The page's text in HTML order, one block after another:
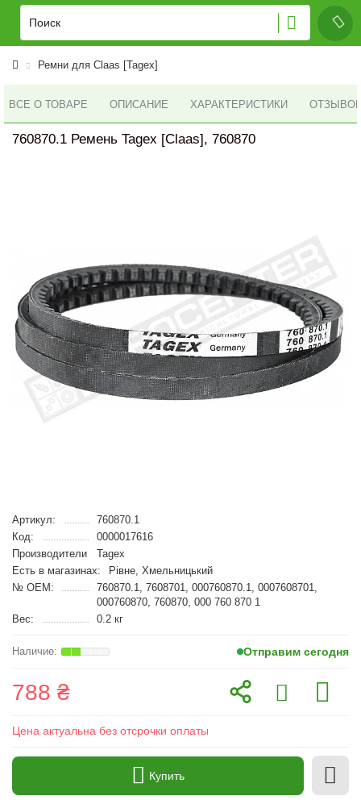
Ремни для Claas [Tagex]
ВСЕ О ТОВАРЕ ОПИСАНИЕ ХАРАКТЕРИСТИКИ ОТЗЫВОВ
760870.1 Ремень Tagex [Claas], 760870
Артикул:
760870.1
Код:
0000017616
Производители
Tagex
Есть в магазинах:
Рівне, Хмельницький
№ OEM:
760870.1, 7608701, 000760870.1, 0007608701,
000760870, 760870, 000 760 870 1
Вес:
0.2 кг
Отправим сегодня
788 ₴
Цена актуальна без отсрочки оплаты
Купить